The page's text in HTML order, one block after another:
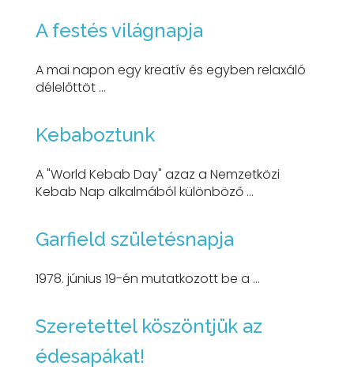
A festés világnapja
A mai napon egy kreatív és egyben relaxáló
délelőttöt ...
Kebaboztunk
A "World Kebab Day" azaz a Nemzetközi
Kebab Nap alkalmából különböző ...
Garfield születésnapja
1978. június 19-én mutatkozott be a ...
Szeretettel köszöntjük az
édesapákat!